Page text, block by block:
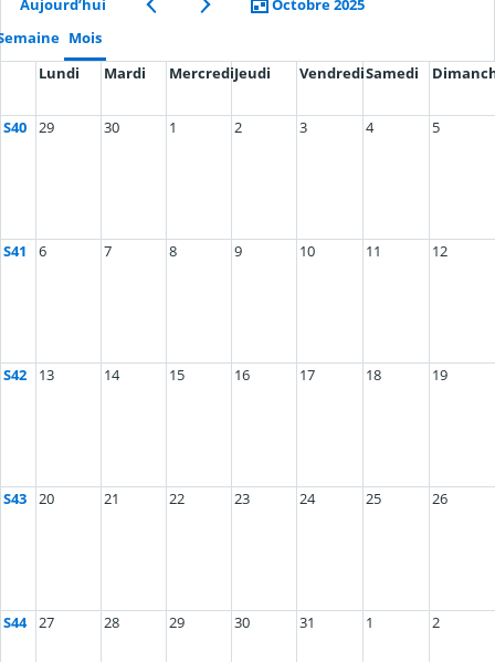
Aujourd’hui
Octobre 2025
Mois
Lundi
Mardi MercrediJeudi VendrediSamedi
S40 29 30 1 2 3 4 5
S41 6 7 8 9 10 11 12
S42 13 14 15 16 17 18 19
S43 20 21 22 23 24 25 26
S44 27 28 29 30 31 1 2